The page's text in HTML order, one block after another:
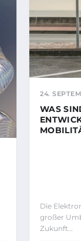
24.
WAS
Die
großer
Zukunft…